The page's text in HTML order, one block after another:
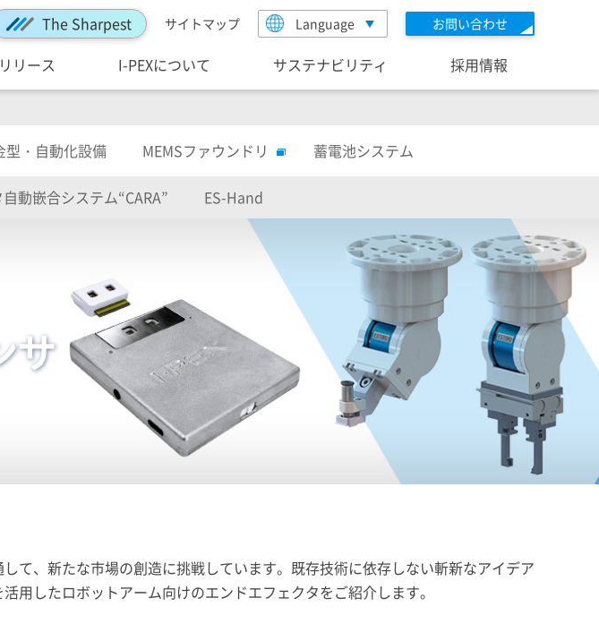
The Sharpest サイトマップ Language お問い合わせ
リース I-PEXについて サステナビリティ 採用情報
型・自動化設備 MEMSファウンドリ 蓄電池システム
動嵌合システム“CARA” ES-Hand
サ
て、新たな市場の創造に挑戦しています。既存技術に依存しない斬新なアイデア
用したロボットアーム向けのエンドエフェクタをご紹介します。